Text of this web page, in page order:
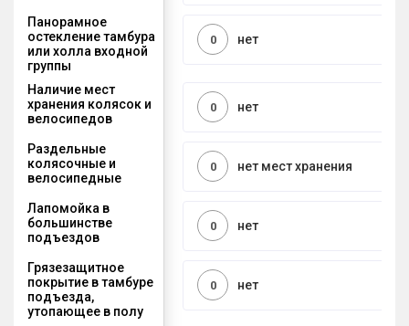
Панорамное
остекление тамбура
или холла входной
группы
нет
0
Наличие мест
хранения колясок и
велосипедов
нет
0
Раздельные
колясочные и
велосипедные
нет мест хранения
0
Лапомойка в
большинстве
подъездов
нет
0
Грязезащитное
покрытие в тамбуре
подъезда,
утопающее в полу
нет
0